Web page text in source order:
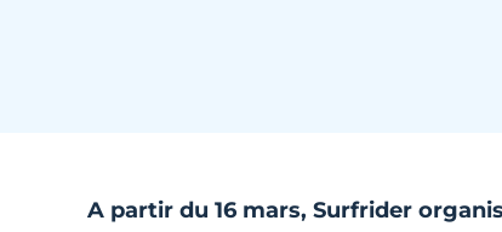
A partir du 16 mars, Surfrider